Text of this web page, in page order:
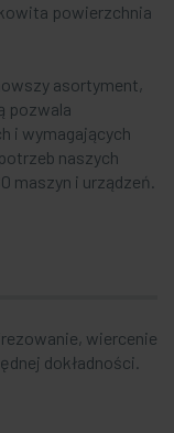
powierzchnia
asortyment,
pozwala
i wymagających
naszych
maszyn i urządzeń.
wiercenie
dokładności.